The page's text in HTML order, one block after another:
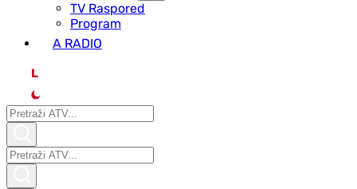
ТV Raspored
Program
A RADIO
L